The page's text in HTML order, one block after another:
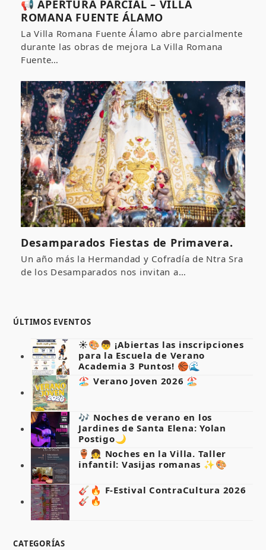
📢 APERTURA PARCIAL – VILLA
ROMANA FUENTE ÁLAMO
La Villa Romana Fuente Álamo abre parcialmente
durante las obras de mejora La Villa Romana
Fuente…
Desamparados Fiestas de Primavera.
Un año más la Hermandad y Cofradía de Ntra Sra
de los Desamparados nos invitan a…
ÚLTIMOS EVENTOS
☀️🎨👦 ¡Abiertas las inscripciones
para la Escuela de Verano
Academia 3 Puntos! 🏀🌊
🏖️ Verano Joven 2026 🏖️
🎶 Noches de verano en los
Jardines de Santa Elena: Yolan
Postigo🌙
🏺👧 Noches en la Villa. Taller
infantil: Vasijas romanas ✨🎨
🎸🔥 F-Estival ContraCultura 2026
🎸🔥
CATEGORÍAS